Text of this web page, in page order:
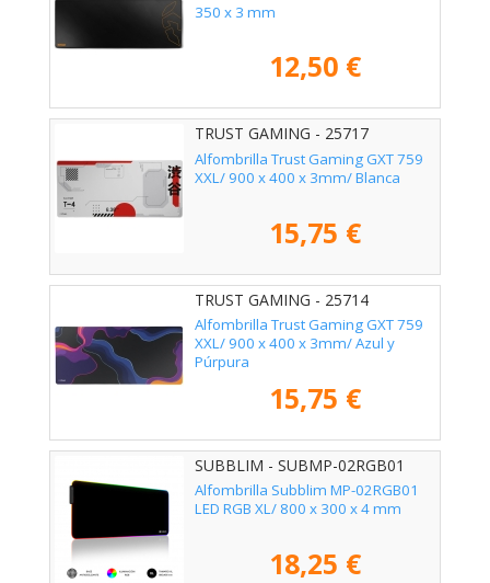
350 x 3 mm
12,50 €
TRUST GAMING - 25717
Alfombrilla Trust Gaming GXT 759
XXL/ 900 x 400 x 3mm/ Blanca
15,75 €
TRUST GAMING - 25714
Alfombrilla Trust Gaming GXT 759
XXL/ 900 x 400 x 3mm/ Azul y
Púrpura
15,75 €
SUBBLIM - SUBMP-02RGB01
Alfombrilla Subblim MP-02RGB01
LED RGB XL/ 800 x 300 x 4 mm
18,25 €